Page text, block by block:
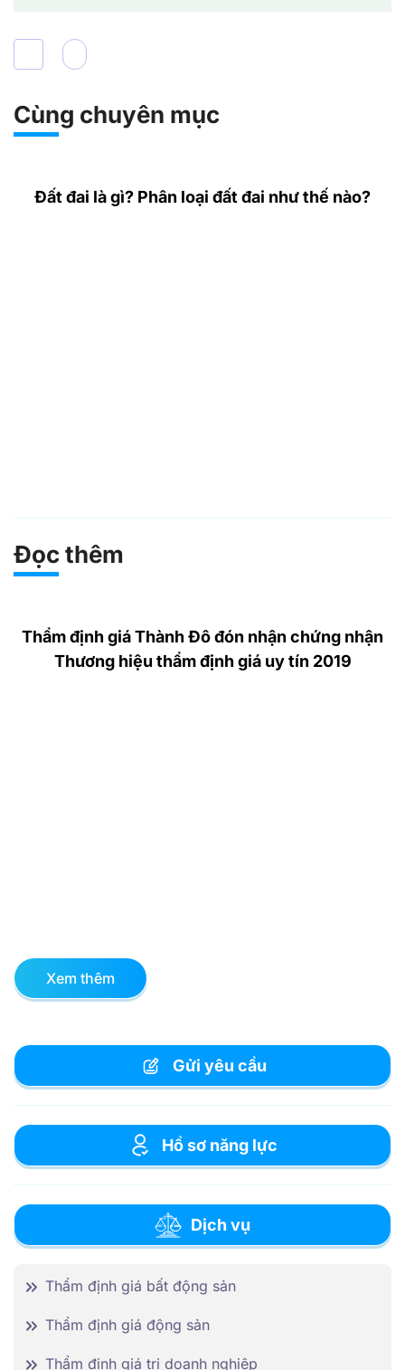
Cùng chuyên mục
Đất đai là gì? Phân loại đất đai như thế nào?
Đọc thêm
Thẩm định giá Thành Đô đón nhận chứng nhận
Thương hiệu thẩm định giá uy tín 2019
Xem thêm
Gửi yêu cầu
Hồ sơ năng lực
Dịch vụ
Thẩm định giá bất động sản
Thẩm định giá động sản
Thẩm định giá trị doanh nghiệp